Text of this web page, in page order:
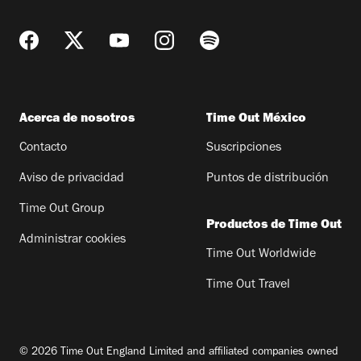
Acerca de nosotros
Contacto
Aviso de privacidad
Time Out Group
Administrar cookies
Time Out México
Suscripciones
Puntos de distribución
Productos de Time Out
Time Out Worldwide
Time Out Travel
© 2026 Time Out England Limited and affiliated companies owned